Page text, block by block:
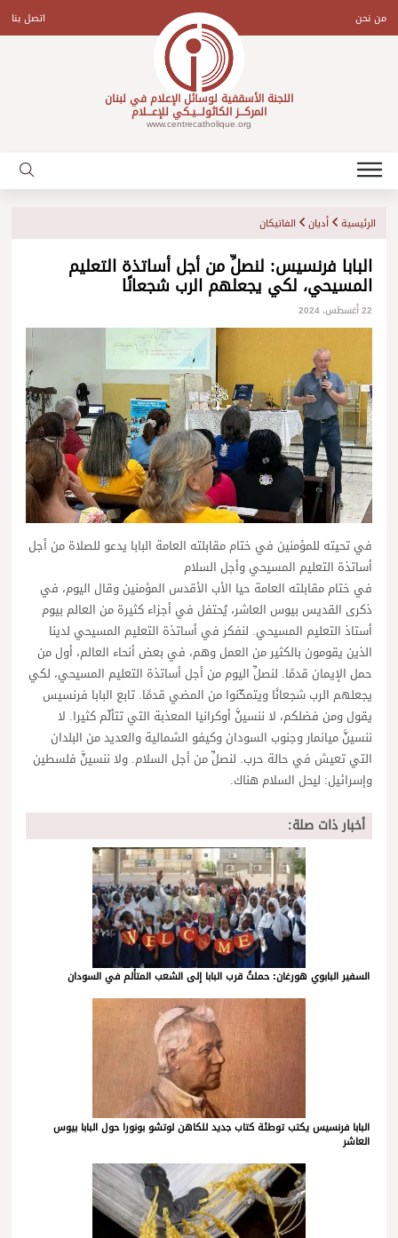
contentمن نحن اتصل بنا
اللجنة الأسقفية لوسائل الإعلام في لبنان
المركـــز الكاثولـــيـكي للإعـــلام
www.centrecatholique.org
الرئيسية أديان الفاتيكان
البابا فرنسيس: لنصلِّ من أجل أساتذة التعليم
المسيحي، لكي يجعلهم الرب شجعانًا
22 أغسطس، 2024
في تحيته للمؤمنين في ختام مقابلته العامة البابا يدعو للصلاة من أجل
أساتذة التعليم المسيحي وأجل السلام
في ختام مقابلته العامة حيا الأب الأقدس المؤمنين وقال اليوم، في
ذكرى القديس بيوس العاشر، يُحتفل في أجزاء كثيرة من العالم بيوم
أستاذ التعليم المسيحي. لنفكر في أساتذة التعليم المسيحي لدينا
الذين يقومون بالكثير من العمل وهم، في بعض أنحاء العالم، أول من
حمل الإيمان قدمًا. لنصلِّ اليوم من أجل أساتذة التعليم المسيحي، لكي
يجعلهم الرب شجعانًا ويتمكّنوا من المضي قدمًا. تابع البابا فرنسيس
يقول ومن فضلكم، لا ننسينَّ أوكرانيا المعذبة التي تتألّم كثيرا. لا
ننسينَّ ميانمار وجنوب السودان وكيفو الشمالية والعديد من البلدان
التي تعيش في حالة حرب. لنصلِّ من أجل السلام. ولا ننسينَّ فلسطين
وإسرائيل: ليحل السلام هناك.
أخبار ذات صلة:
السفير البابوي هورغان: حملتُ قرب البابا إلى الشعب المتألم في السودان
البابا فرنسيس يكتب توطئة كتاب جديد للكاهن لوتشو بونورا حول البابا بيوس
العاشر